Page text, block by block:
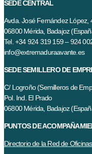
SEDE CENTRAL
Avda. José Fernández López,
06800 Mérida, Badajoz
Tel. +34 924 319 159 – 924
info@extremaduraavante.es
SEDE SEMILLERO DE
C/ Logroño (Semilleros de
Pol. Ind. El Prado
06800 Mérida, Badajoz
PUNTOS DE
Directorio de la Red de